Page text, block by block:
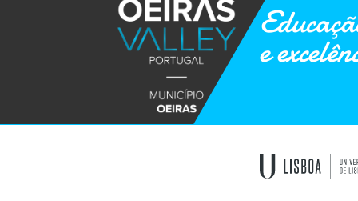
e